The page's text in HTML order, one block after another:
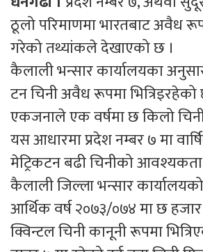
ठूलो परिमाणमा भारतबाट अवैध
गरेको तथ्यांकले देखाएको छ ।
कैलाली भन्सार कार्यालयका
टन चिनी अवैध रूपमा भित्रिइरहेको
एकजनाले एक वर्षमा छ किलो
यस आधारमा प्रदेश नम्बर ७ मा
मेट्रिकटन बढी चिनीको आवश्यकता
कैलाली जिल्ला भन्सार
आर्थिक वर्ष २०७३/०७४ मा छ
क्विन्टल चिनी कानूनी रूपमा